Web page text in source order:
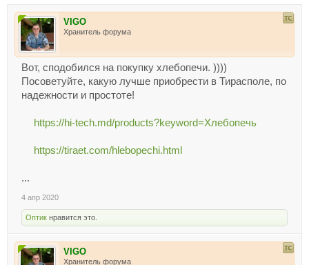
VIGO
Хранитель форума
Вот, сподобился на покупку хлебопечи. ))))
Посоветуйте, какую лучше приобрести в Тирасполе, по
надежности и простоте!
https://hi-tech.md/products?keyword=Хлебопечь
https://tiraet.com/hlebopechi.html
...
4 апр 2020
Оптик нравится это.
VIGO
Хранитель форума